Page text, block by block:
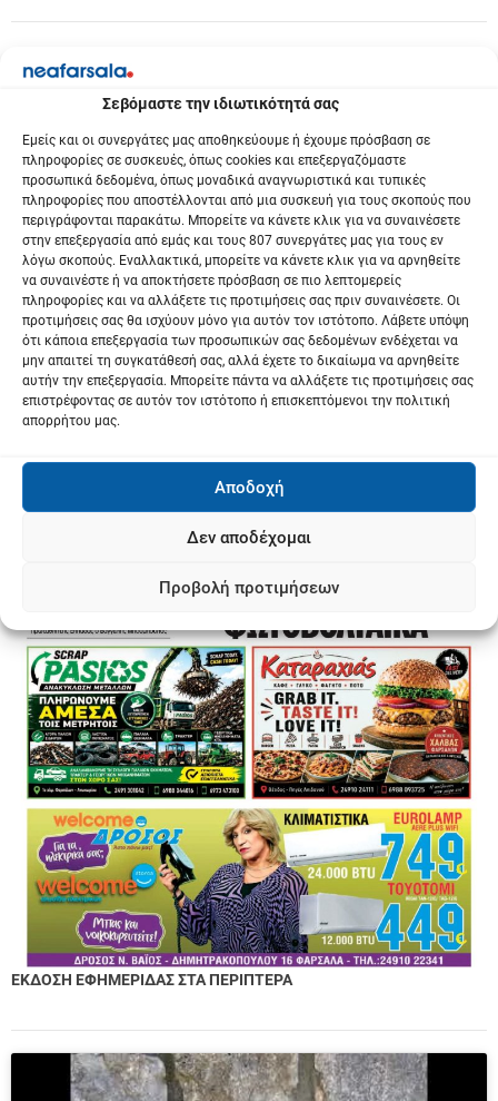
Σεβόμαστε την ιδιωτικότητά σας
Εμείς και οι συνεργάτες μας αποθηκεύουμε ή έχουμε πρόσβαση σε
πληροφορίες σε συσκευές, όπως cookies και επεξεργαζόμαστε
προσωπικά δεδομένα, όπως μοναδικά αναγνωριστικά και τυπικές
πληροφορίες που αποστέλλονται από μια συσκευή για τους σκοπούς που
περιγράφονται παρακάτω. Μπορείτε να κάνετε κλικ για να συναινέσετε
στην επεξεργασία από εμάς και τους 807 συνεργάτες μας για τους εν
λόγω σκοπούς. Εναλλακτικά, μπορείτε να κάνετε κλικ για να αρνηθείτε
να συναινέστε ή να αποκτήσετε πρόσβαση σε πιο λεπτομερείς
πληροφορίες και να αλλάξετε τις προτιμήσεις σας πριν συναινέσετε. Οι
προτιμήσεις σας θα ισχύουν μόνο για αυτόν τον ιστότοπο. Λάβετε υπόψη
ότι κάποια επεξεργασία των προσωπικών σας δεδομένων ενδέχεται να
μην απαιτεί τη συγκατάθεσή σας, αλλά έχετε το δικαίωμα να αρνηθείτε
αυτήν την επεξεργασία. Μπορείτε πάντα να αλλάξετε τις προτιμήσεις σας
επιστρέφοντας σε αυτόν τον ιστότοπο ή επισκεπτόμενοι την πολιτική
απορρήτου μας.
Αποδοχή
Δεν αποδέχομαι
Προβολή προτιμήσεων
ΕΚΔΟΣΗ ΕΦΗΜΕΡΙΔΑΣ ΣΤΑ ΠΕΡΙΠΤΕΡΑ